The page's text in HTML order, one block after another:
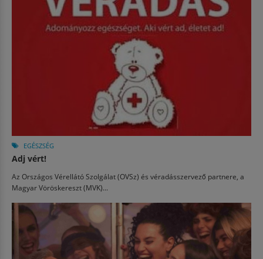
EGÉSZSÉG
Adj vért!
Az Országos Vérellátó Szolgálat (OVSz) és véradásszervező partnere, a
Magyar Vöröskereszt (MVK)...